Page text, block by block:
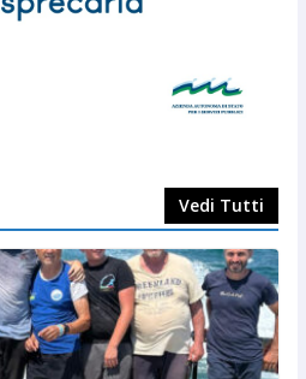
Vedi Tutti